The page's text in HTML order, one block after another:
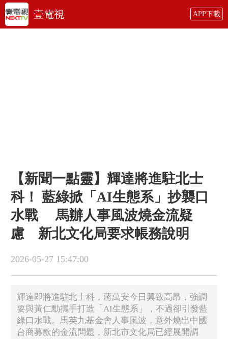
壹電視 APP下載
【新聞一點靈】輝達將進駐北士
科！ 藍綠掀「AI生態系」抄襲口
水戰 馬辦人事風波燒金流疑
慮 新北文化局要求帳務說明
2026-05-27 15:47:00
​輝達即將進駐北士科，蔣萬安今日興致高昂，強調
要與黃仁勳攜手打造「AI生態系」，不過卻引發藍
綠口水戰。馬英九基金會人事風波，意外燒出中國
台商募款的金流問題，新北市文化局已經展開調